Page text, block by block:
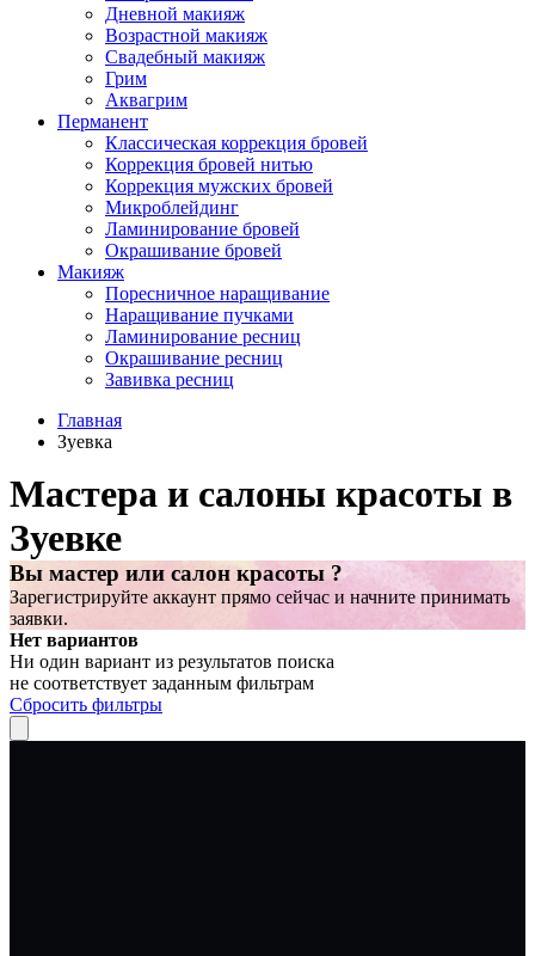
Дневной макияж
Возрастной макияж
Свадебный макияж
Грим
Аквагрим
Перманент
Классическая коррекция бровей
Коррекция бровей нитью
Коррекция мужских бровей
Микроблейдинг
Ламинирование бровей
Окрашивание бровей
Макияж
Поресничное наращивание
Наращивание пучками
Ламинирование ресниц
Окрашивание ресниц
Завивка ресниц
Главная
Зуевка
Мастера и салоны красоты в
Зуевке
Вы мастер или салон красоты ?
Зарегистрируйте аккаунт прямо сейчас и начните принимать
заявки.
Нет вариантов
Ни один вариант из результатов поиска
не соответствует заданным фильтрам
Сбросить фильтры